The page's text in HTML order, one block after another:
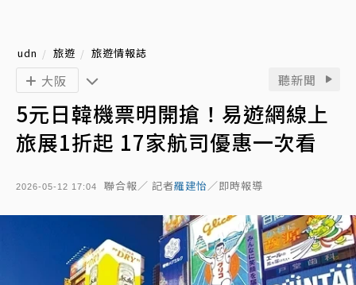
udn 旅遊 旅遊情報誌
聽新聞
5元日韓機票明開搶！易遊網線上
旅展1折起 17家航司優惠一次看
2026-05-12 17:04 聯合報／ 記者羅建怡／即時報導
大阪